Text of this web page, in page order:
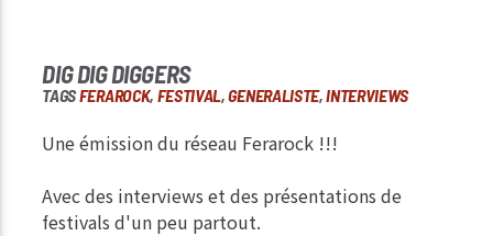
DIG DIG DIGGERS
TAGSFERAROCK, FESTIVAL,GENERALISTE,INTERVIEWS
Une émission du réseau Ferarock !!!
Avec des interviews et des présentations de
festivals d'un peu partout.